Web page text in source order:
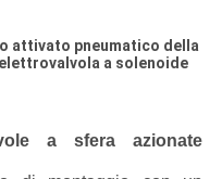
attivato pneumatico della
a solenoide
a sfera azionate